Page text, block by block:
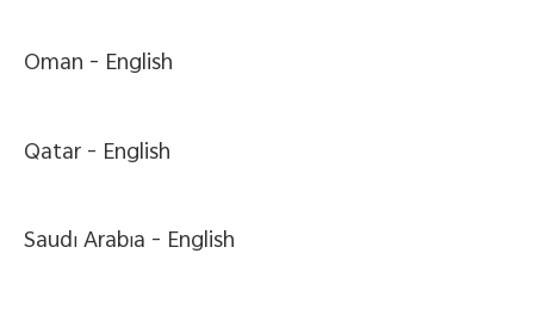
Oman - English
Qatar - English
Saudi Arabia - English